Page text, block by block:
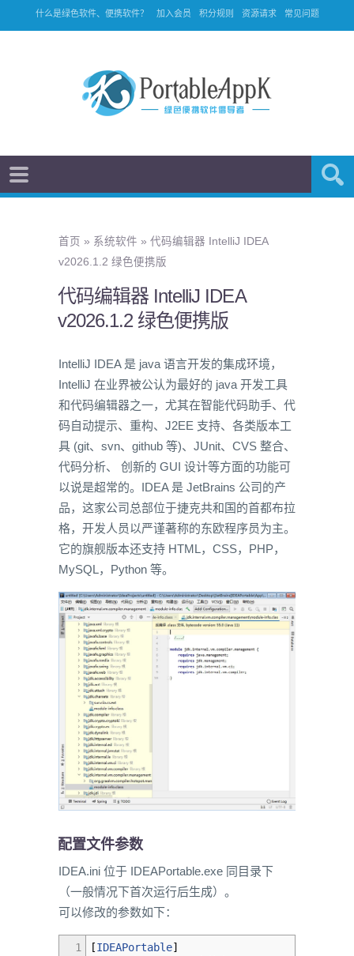
什么是绿色软件、便携软件？ 加入会员 积分规则 资源请求 常见问题
首页 » 系统软件 » 代码编辑器 IntelliJ IDEA
v2026.1.2 绿色便携版
代码编辑器 IntelliJ IDEA
v2026.1.2 绿色便携版
IntelliJ IDEA 是 java 语言开发的集成环境，
IntelliJ 在业界被公认为最好的 java 开发工具
和代码编辑器之一，尤其在智能代码助手、代
码自动提示、重构、J2EE 支持、各类版本工
具 (git、svn、github 等)、JUnit、CVS 整合、
代码分析、 创新的 GUI 设计等方面的功能可
以说是超常的。IDEA 是 JetBrains 公司的产
品，这家公司总部位于捷克共和国的首都布拉
格，开发人员以严谨著称的东欧程序员为主。
它的旗舰版本还支持 HTML，CSS，PHP，
MySQL，Python 等。
配置文件参数
IDEA.ini 位于 IDEAPortable.exe 同目录下
（一般情况下首次运行后生成）。
可以修改的参数如下：
1
[IDEAPortable]